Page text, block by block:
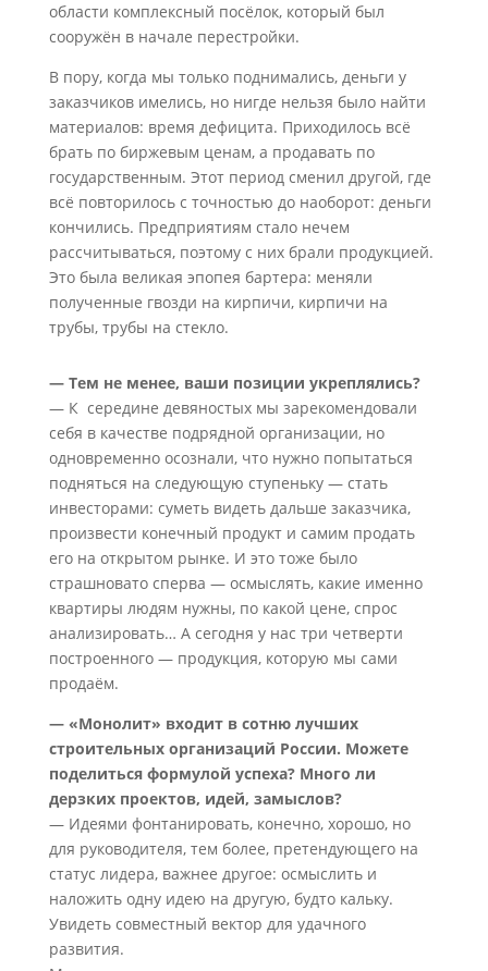
области комплексный посёлок, который был
сооружён в начале перестройки.
В пору, когда мы только поднимались, деньги у
заказчиков имелись, но нигде нельзя было найти
материалов: время дефицита. Приходилось всё
брать по биржевым ценам, а продавать по
государственным. Этот период сменил другой, где
всё повторилось с точностью до наоборот: деньги
кончились. Предприятиям стало нечем
рассчитываться, поэтому с них брали продукцией.
Это была великая эпопея бартера: меняли
полученные гвозди на кирпичи, кирпичи на
трубы, трубы на стекло.
— Тем не менее, ваши позиции укреплялись?
— К середине девяностых мы зарекомендовали
себя в качестве подрядной организации, но
одновременно осознали, что нужно попытаться
подняться на следующую ступеньку — стать
инвесторами: суметь видеть дальше заказчика,
произвести конечный продукт и самим продать
его на открытом рынке. И это тоже было
страшновато сперва — осмыслять, какие именно
квартиры людям нужны, по какой цене, спрос
анализировать… А сегодня у нас три четверти
построенного — продукция, которую мы сами
продаём.
— «Монолит» входит в сотню лучших
строительных организаций России. Можете
поделиться формулой успеха? Много ли
дерзких проектов, идей, замыслов?
— Идеями фонтанировать, конечно, хорошо, но
для руководителя, тем более, претендующего на
статус лидера, важнее другое: осмыслить и
наложить одну идею на другую, будто кальку.
Увидеть совместный вектор для удачного
развития.